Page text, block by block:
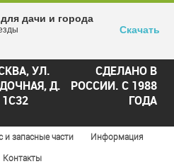
УЛ.
Д.
1С32
СДЕЛАНО В
РОССИИ. С 1988
ГОДА
и запасные части Информация
Контакты
дачи и города
Скачать